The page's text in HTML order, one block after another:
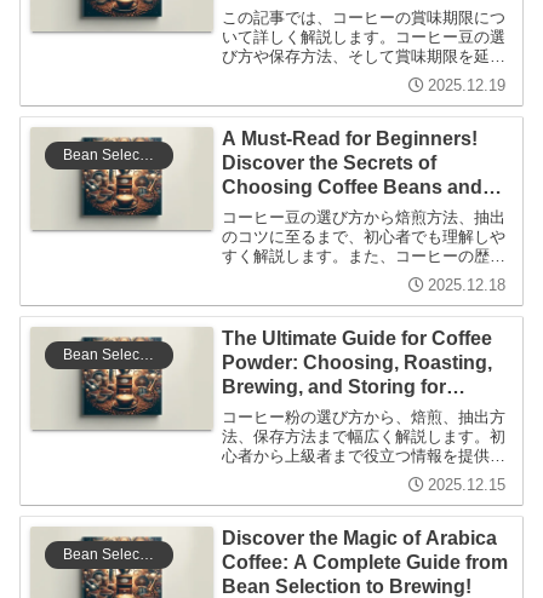
Beans!
この記事では、コーヒーの賞味期限につ
いて詳しく解説します。コーヒー豆の選
び方や保存方法、そして賞味期限を延ば
すためのヒントを紹介し、初心者から上
級者までが楽しめる内容を提供します。
2025.12.19
Bean Selection
A Must-Read for Beginners!
Discover the Secrets of
Choosing Coffee Beans and
the Charm of Coffee
Workshops
コーヒー豆の選び方から焙煎方法、抽出
のコツに至るまで、初心者でも理解しや
すく解説します。また、コーヒーの歴史
や文化についても触れ、豆工房の魅力を
引き出す内容をお届けします。
2025.12.18
Bean Selection
The Ultimate Guide for Coffee
Powder: Choosing, Roasting,
Brewing, and Storing for
Beginners!
コーヒー粉の選び方から、焙煎、抽出方
法、保存方法まで幅広く解説します。初
心者から上級者まで役立つ情報を提供
し、コーヒーの魅力をさらに深めるお手
2025.12.15
Bean Selection
Discover the Magic of Arabica
Coffee: A Complete Guide from
Bean Selection to Brewing!